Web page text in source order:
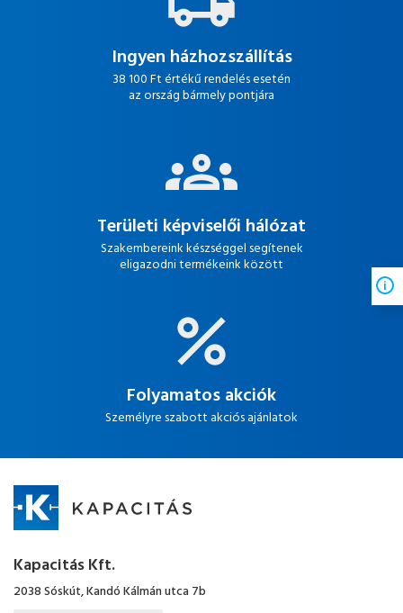
Ingyen házhozszállítás
38 100 Ft értékű rendelés esetén
az ország bármely pontjára
Területi képviselői hálózat
Szakembereink készséggel segítenek
eligazodni termékeink között
Folyamatos akciók
Személyre szabott akciós ajánlatok
Kapacitás Kft.
2038 Sóskút, Kandó Kálmán utca 7b